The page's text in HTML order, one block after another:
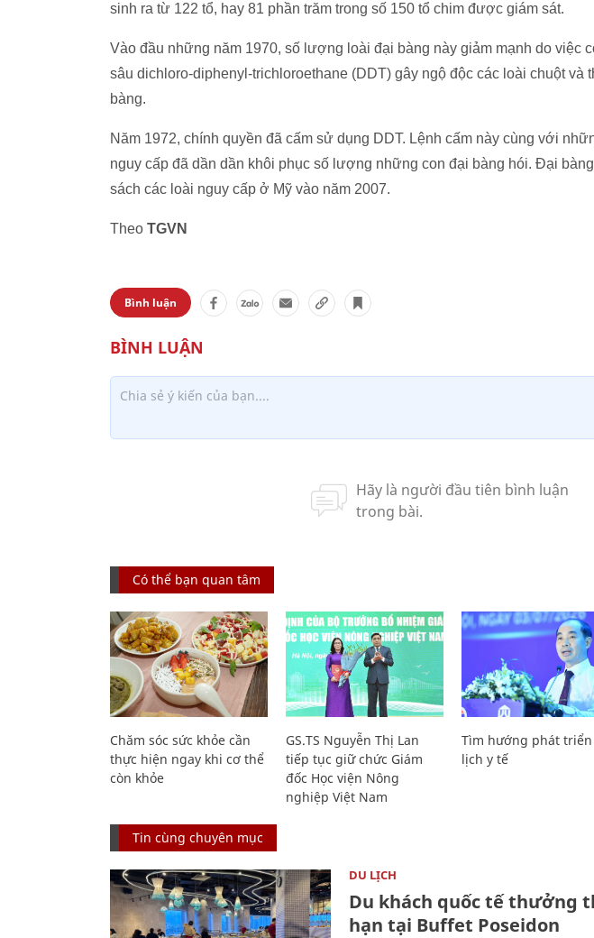
sinh ra từ 122 tổ, hay 81 phần trăm trong số 150 tổ chim được giám sát.
Vào đầu những năm 1970, số lượng loài đại bàng này giảm mạnh do việc
sâu dichloro-diphenyl-trichloroethane (DDT) gây ngộ độc các loài chuột và
bàng.
Năm 1972, chính quyền đã cấm sử dụng DDT. Lệnh cấm này cùng với
nguy cấp đã dần dần khôi phục số lượng những con đại bàng hói. Đại
sách các loài nguy cấp ở Mỹ vào năm 2007.
Theo TGVN
Bình luận
Có thể bạn quan tâm
Chăm sóc sức khỏe cần
thực hiện ngay khi cơ thể
còn khỏe
GS.TS Nguyễn Thị Lan
tiếp tục giữ chức Giám
đốc Học viện Nông
nghiệp Việt Nam
Tìm hướng phát
lịch y tế
Tin cùng chuyên mục
DU LỊCH
Du khách quốc tế thưởng
hạn tại Buffet Poseidon